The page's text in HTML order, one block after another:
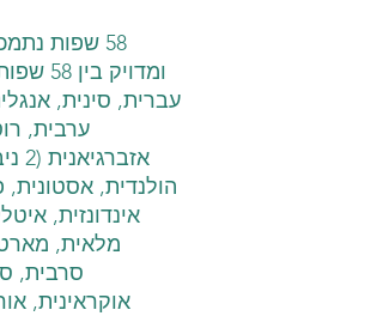
עברית, סינית,
ערבית,
הולנדית, אסטונית,
אינדונזית,
מלאית,
סרבית,
אוקראינית,